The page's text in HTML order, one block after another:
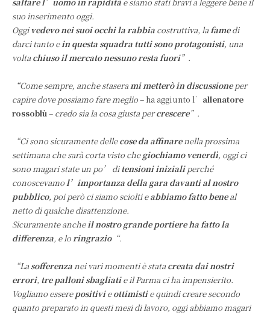
suo inserimento oggi.
Oggivedevo nei suoi occhi la rabbia costruttiva, lafamedi
darci tanto ein questa squadra tutti sono protagonisti, una
volta chiuso il mercato nessuno resta fuori”.
“Come sempre, anche staserami metterò in discussioneper
capire dove possiamo fare meglio– ha aggiunto l’ allenatore
rossoblù– credo sia la cosa giusta percrescere”.
“Ci sono sicuramente dellecose da affinarenella prossima
settimana che sarà corta visto chegiochiamo venerdì, oggi ci
sono magari state un po’ ditensioni inizialiperché
conoscevamol’importanza della gara davanti al nostro
pubblico, poi però ci siamo sciolti eabbiamo fatto beneal
netto di qualche disattenzione.
Sicuramente ancheil nostro grande portiere ha fatto la
differenza, e loringrazio“.
“Lasofferenzanei vari momenti è stata creata dai nostri
errori, tre palloni sbagliatie il Parma ci ha impensierito.
Vogliamo esserepositivieottimistie quindi creare secondo
quanto preparato in questi mesi di lavoro, oggi abbiamo magari